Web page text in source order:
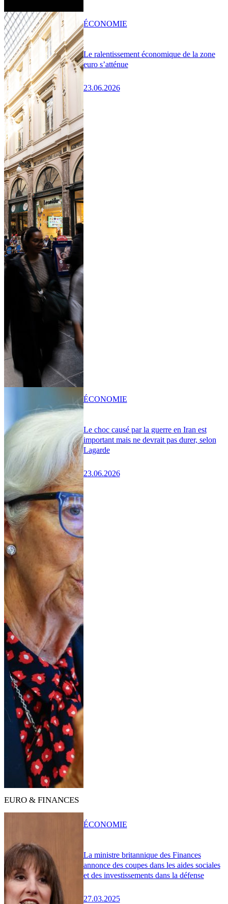
Le ralentissement économique de la zone
euro s’atténue
23.06.2026
ÉCONOMIE
Le choc causé par la guerre en Iran est
important mais ne devrait pas durer, selon
Lagarde
23.06.2026
ÉCONOMIE
EURO & FINANCES
La ministre britannique des Finances
annonce des coupes dans les aides sociales
et des investissements dans la défense
27.03.2025
ÉCONOMIE